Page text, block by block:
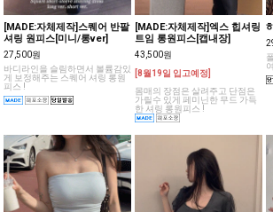
[MADE:자체제작]스퀘어 반팔
셔링 원피스[미니/롱ver]
27,500원
바디라인을 슬림하면서 볼륨감있
게 보정해주는 스퀘어 셔링 롱원
피스 !
[MADE:자체제작]엑스 힙셔링
트임 롱원피스[캡내장]
43,500원
[8월19일 입고예정]
몸매의 장점은 살려주고 단점은
가릴수 있게 페미닌한 무드 가득
한 셔링 롱원피스 !